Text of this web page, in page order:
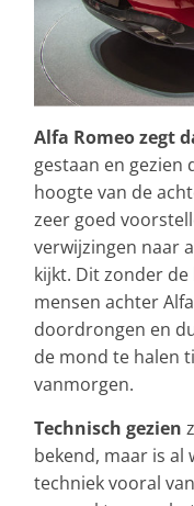
Alfa Romeo zegt
gestaan en gezien
hoogte van de
zeer goed
verwijzingen naar
kijkt. Dit zonder
mensen achter
doordrongen en
de mond te halen
vanmorgen.
Technisch gezien
bekend, maar is
techniek vooral